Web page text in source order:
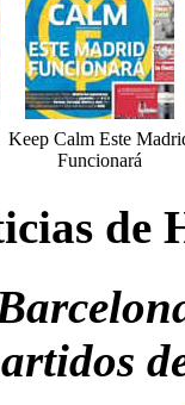
Keep Calm Este
Funcionará
de